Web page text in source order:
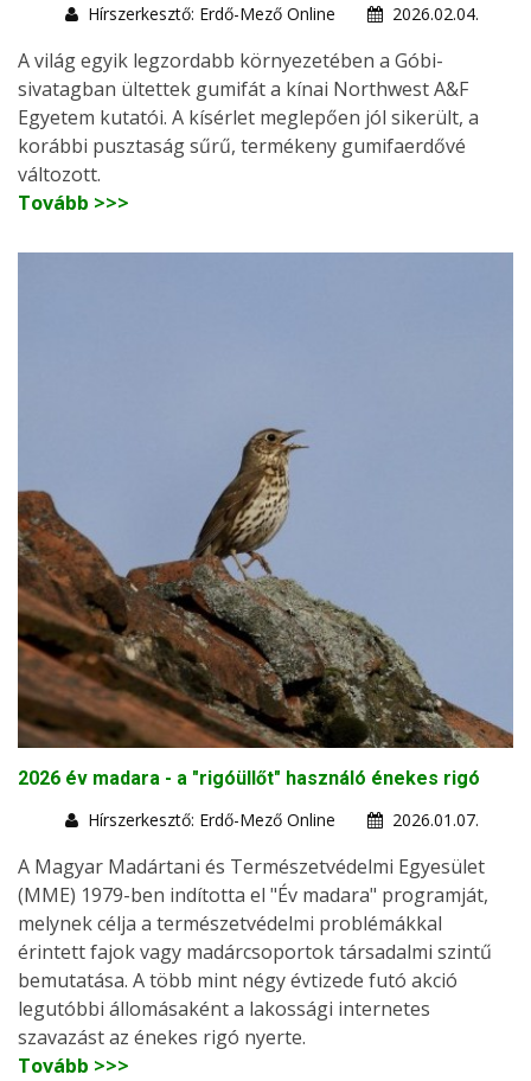
Hírszerkesztő: Erdő-Mező Online 2026.02.04.
A világ egyik legzordabb környezetében a Góbi-
sivatagban ültettek gumifát a kínai Northwest A&F
Egyetem kutatói. A kísérlet meglepően jól sikerült, a
korábbi pusztaság sűrű, termékeny gumifaerdővé
változott.
Tovább >>>
2026 év madara - a "rigóüllőt" használó énekes rigó
Hírszerkesztő: Erdő-Mező Online
2026.01.07.
A Magyar Madártani és Természetvédelmi Egyesület
(MME) 1979-ben indította el "Év madara" programját,
melynek célja a természetvédelmi problémákkal
érintett fajok vagy madárcsoportok társadalmi szintű
bemutatása. A több mint négy évtizede futó akció
legutóbbi állomásaként a lakossági internetes
szavazást az énekes rigó nyerte.
Tovább >>>